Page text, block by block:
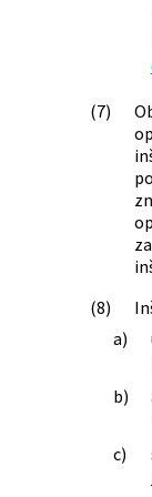
(7)
(8)
a)
b)
c)